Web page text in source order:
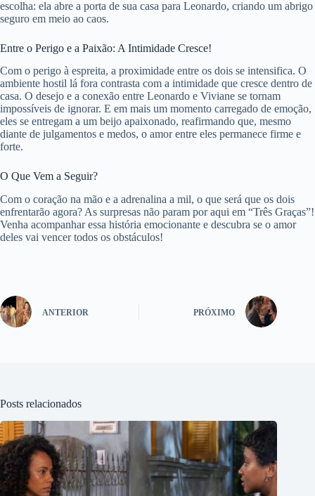
escolha: ela abre a porta de sua casa para Leonardo, criando um abrigo
seguro em meio ao caos.
Entre o Perigo e a Paixão: A Intimidade Cresce!
Com o perigo à espreita, a proximidade entre os dois se intensifica. O
ambiente hostil lá fora contrasta com a intimidade que cresce dentro de
casa. O desejo e a conexão entre Leonardo e Viviane se tornam
impossíveis de ignorar. E em mais um momento carregado de emoção,
eles se entregam a um beijo apaixonado, reafirmando que, mesmo
diante de julgamentos e medos, o amor entre eles permanece firme e
forte.
O Que Vem a Seguir?
Com o coração na mão e a adrenalina a mil, o que será que os dois
enfrentarão agora? As surpresas não param por aqui em “Três Graças”!
Venha acompanhar essa história emocionante e descubra se o amor
deles vai vencer todos os obstáculos!
ANTERIOR PRÓXIMO
Posts relacionados